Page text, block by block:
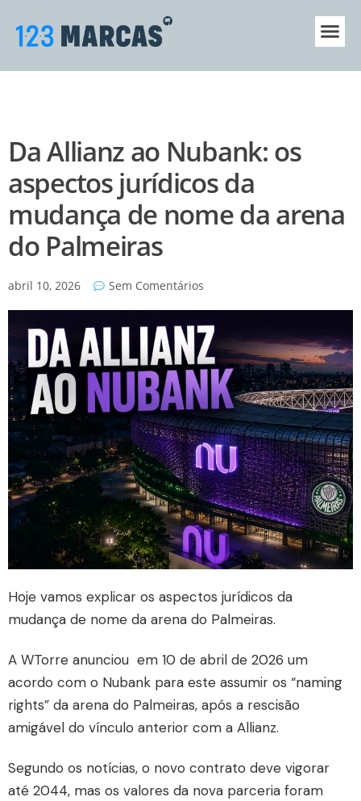
Da Allianz ao Nubank: os
aspectos jurídicos da
mudança de nome da arena
do Palmeiras
abril 10, 2026 Sem Comentários
Hoje vamos explicar os aspectos jurídicos da
mudança de nome da arena do Palmeiras.
A WTorre anunciou em 10 de abril de 2026 um
acordo com o Nubank para este assumir os “naming
rights” da arena do Palmeiras, após a rescisão
amigável do vínculo anterior com a Allianz.
Segundo os notícias, o novo contrato deve vigorar
até 2044, mas os valores da nova parceria foram